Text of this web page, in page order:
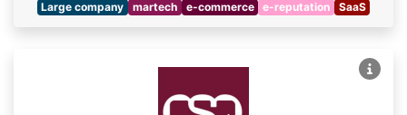
Large company martech e-commerce e-reputation SaaS